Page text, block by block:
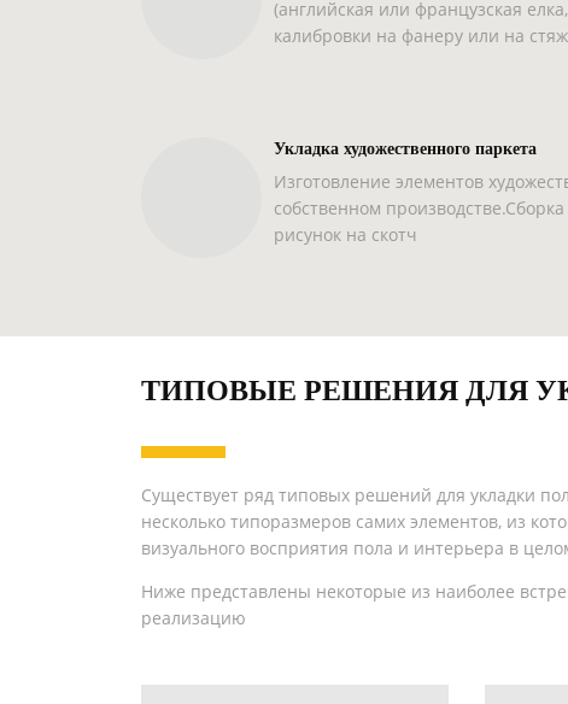
(английская или французская
калибровки на фанеру или на
Укладка художественного паркета
Изготовление элементов
собственном
рисунок на скотч
ТИПОВЫЕ РЕШЕНИЯ ДЛЯ
Существует ряд типовых решений для укладки
несколько типоразмеров самих элементов, из
визуального восприятия пола и интерьера в
Ниже представлены некоторые из наиболее
реализацию